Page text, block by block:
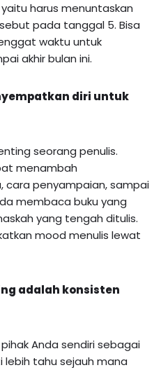
harus menuntaskan
pada tanggal 5. Bisa
waktu untuk
akhir bulan ini.
diri untuk
seorang penulis.
menambah
penyampaian, sampai
membaca buku yang
yang tengah ditulis.
mood menulis lewat
adalah konsisten
Anda sendiri sebagai
lebih tahu sejauh mana